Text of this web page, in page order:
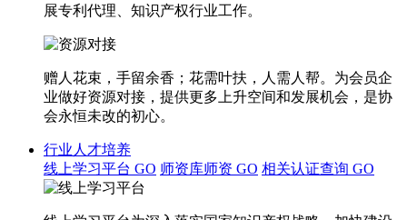
展专利代理、知识产权行业工作。
赠人花束，手留余香；花需叶扶，人需人帮。为会员企
业做好资源对接，提供更多上升空间和发展机会，是协
会永恒未改的初心。
行业人才培养
线上学习平台 GO 师资库师资 GO 相关认证查询 GO